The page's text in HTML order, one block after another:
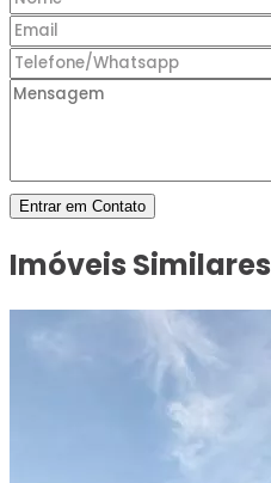
Entrar em Contato
Imóveis Similares